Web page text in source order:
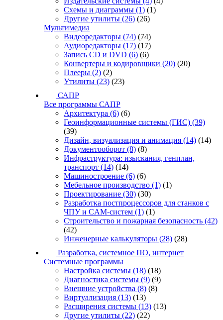
Схемы и диаграммы (1) (1)
Другие утилиты (26) (26)
Мультимедиа
Видеоредакторы (74) (74)
Аудиоредакторы (17) (17)
Запись CD и DVD (6) (6)
Конвертеры и кодировщики (20) (20)
Плееры (2) (2)
Утилиты (23) (23)
САПР
Все программы САПР
Архитектура (6) (6)
Геоинформационные системы (ГИС) (39)
(39)
Дизайн, визуализация и анимация (14) (14)
Документооборот (8) (8)
Инфраструктура: изыскания, генплан,
транспорт (14) (14)
Машиностроение (6) (6)
Мебельное производство (1) (1)
Проектирование (30) (30)
Разработка постпроцессоров для станков с
ЧПУ и CAM-систем (1) (1)
Строительство и пожарная безопасность (42)
(42)
Инженерные калькуляторы (28) (28)
Разработка, системное ПО, интернет
Системные программы
Настройка системы (18) (18)
Диагностика системы (9) (9)
Внешние устройства (8) (8)
Виртуализация (13) (13)
Расширения системы (13) (13)
Другие утилиты (22) (22)